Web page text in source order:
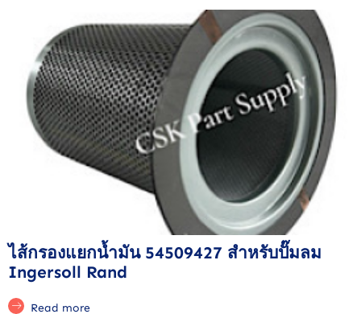
ไส้กรองแยกน้ำมัน 54509427 สำหรับปั๊มลม
Ingersoll Rand
Read more